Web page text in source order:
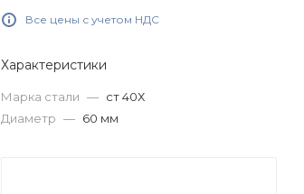
Все цены с учетом НДС
Характеристики
Марка стали — ст 40Х
Диаметр — 60 мм